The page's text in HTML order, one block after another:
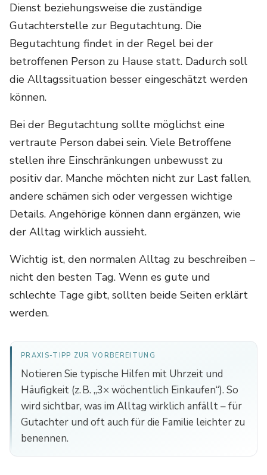
Dienst beziehungsweise die zuständige
Gutachterstelle zur Begutachtung. Die
Begutachtung findet in der Regel bei der
betroffenen Person zu Hause statt. Dadurch soll
die Alltagssituation besser eingeschätzt werden
können.
Bei der Begutachtung sollte möglichst eine
vertraute Person dabei sein. Viele Betroffene
stellen ihre Einschränkungen unbewusst zu
positiv dar. Manche möchten nicht zur Last fallen,
andere schämen sich oder vergessen wichtige
Details. Angehörige können dann ergänzen, wie
der Alltag wirklich aussieht.
Wichtig ist, den normalen Alltag zu beschreiben –
nicht den besten Tag. Wenn es gute und
schlechte Tage gibt, sollten beide Seiten erklärt
werden.
PRAXIS-TIPP ZUR VORBEREITUNG
Notieren Sie typische Hilfen mit Uhrzeit und
Häufigkeit (z. B. „3× wöchentlich Einkaufen“). So
wird sichtbar, was im Alltag wirklich anfällt – für
Gutachter und oft auch für die Familie leichter zu
benennen.